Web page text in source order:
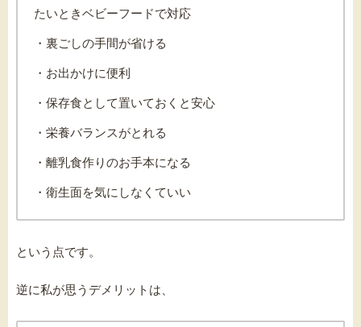
たいときベビーフードで対応
・裏ごしの手間が省ける
・お出かけに便利
・保存食として置いておくと安心
・栄養バランスがとれる
・離乳食作りのお手本になる
・衛生面を気にしなくていい
という点です。
逆に私が思うデメリットは、